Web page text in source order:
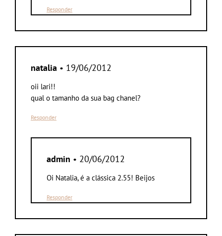
Responder
natalia • 19/06/2012
oii lari!!
qual o tamanho da sua bag chanel?
Responder
admin • 20/06/2012
Oi Natalia, é a clássica 2.55! Beijos
Responder